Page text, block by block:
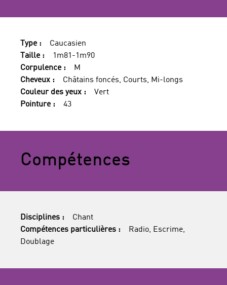
Type :
Caucasien
Taille :
1m81-1m90
Corpulence :
M
Cheveux :
Châtains foncés, Courts, Mi-longs
Couleur des yeux :
Vert
Pointure :
43
Compétences
Disciplines :
Chant
Compétences particulières :
Radio, Escrime,
Doublage